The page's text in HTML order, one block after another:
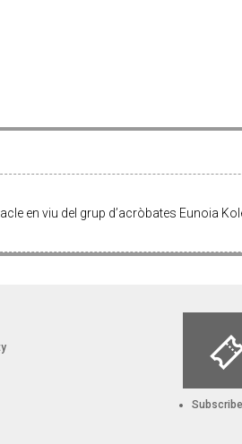
en viu del grup d’acròbates Eunoia